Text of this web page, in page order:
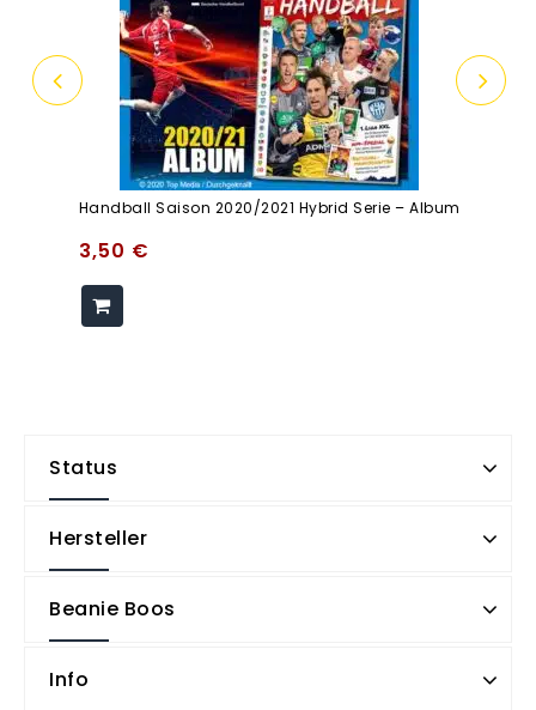
Handball Saison 2020/2021 Hybrid Serie – Album
3,50 €
Status
Hersteller
Beanie Boos
Info